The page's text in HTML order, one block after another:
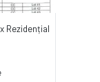
Rezidențial